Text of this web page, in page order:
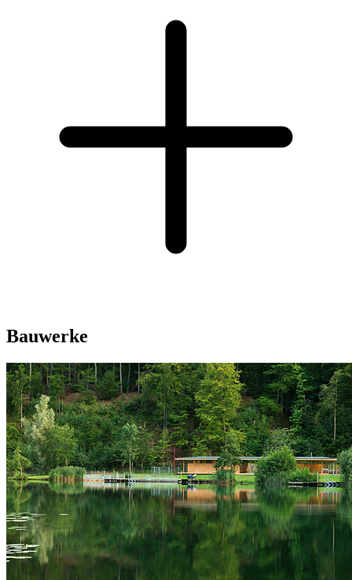
Bauwerke